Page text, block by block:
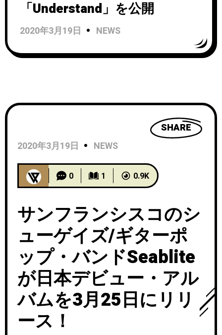
「Understand」を公開
2020年3月19日 NEWS
SHARE
2020年3月19日
NEWS
0 1 0.9K
サンフランシスコのシ
ューゲイズ/ギターポ
ップ・バンドSeablite
が日本デビュー・アル
バムを3月25日にリリ
ース！